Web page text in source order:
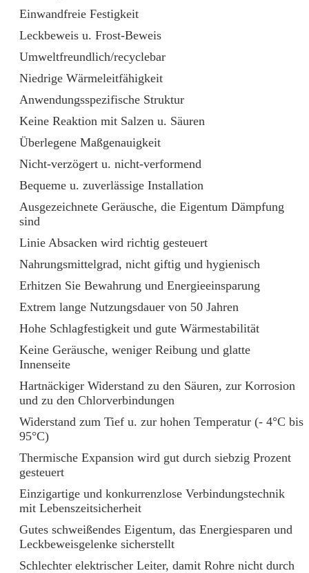
Einwandfreie Festigkeit
Leckbeweis u. Frost-Beweis
Umweltfreundlich/recyclebar
Niedrige Wärmeleitfähigkeit
Anwendungsspezifische Struktur
Keine Reaktion mit Salzen u. Säuren
Überlegene Maßgenauigkeit
Nicht-verzögert u. nicht-verformend
Bequeme u. zuverlässige Installation
Ausgezeichnete Geräusche, die Eigentum Dämpfung
sind
Linie Absacken wird richtig gesteuert
Nahrungsmittelgrad, nicht giftig und hygienisch
Erhitzen Sie Bewahrung und Energieeinsparung
Extrem lange Nutzungsdauer von 50 Jahren
Hohe Schlagfestigkeit und gute Wärmestabilität
Keine Geräusche, weniger Reibung und glatte
Innenseite
Hartnäckiger Widerstand zu den Säuren, zur Korrosion
und zu den Chlorverbindungen
Widerstand zum Tief u. zur hohen Temperatur (- 4°C bis
95°C)
Thermische Expansion wird gut durch siebzig Prozent
gesteuert
Einzigartige und konkurrenzlose Verbindungstechnik
mit Lebenszeitsicherheit
Gutes schweißendes Eigentum, das Energiesparen und
Leckbeweisgelenke sicherstellt
Schlechter elektrischer Leiter, damit Rohre nicht durch